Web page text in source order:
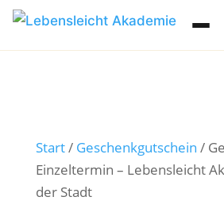
Start/ Geschenkgutschein /
Einzeltermin – Lebensleicht
der Stadt